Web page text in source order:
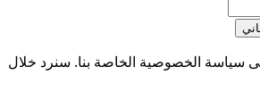
سياسة الخصوصية الخاصة بنا. سنرد خلال